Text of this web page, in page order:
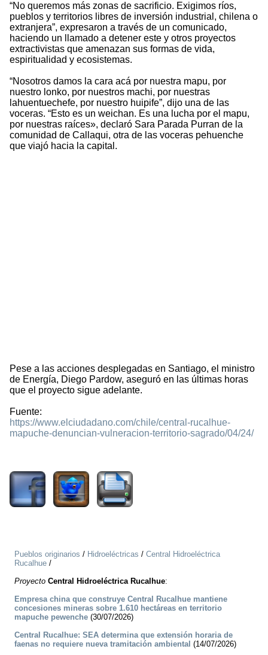
“No queremos más zonas de sacrificio. Exigimos ríos,
pueblos y territorios libres de inversión industrial, chilena o
extranjera”, expresaron a través de un comunicado,
haciendo un llamado a detener este y otros proyectos
extractivistas que amenazan sus formas de vida,
espiritualidad y ecosistemas.
“Nosotros damos la cara acá por nuestra mapu, por
nuestro lonko, por nuestros machi, por nuestras
lahuentuechefe, por nuestro huipife”, dijo una de las
voceras. “Esto es un weichan. Es una lucha por el mapu,
por nuestras raíces», declaró Sara Parada Purran de la
comunidad de Callaqui, otra de las voceras pehuenche
que viajó hacia la capital.
Pese a las acciones desplegadas en Santiago, el ministro
de Energía, Diego Pardow, aseguró en las últimas horas
que el proyecto sigue adelante.
Fuente:
https://www.elciudadano.com/chile/central-rucalhue-
mapuche-denuncian-vulneracion-territorio-sagrado/04/24/
Pueblos originarios / Hidroeléctricas / Central Hidroeléctrica
Rucalhue /
Proyecto Central Hidroeléctrica Rucalhue:
Empresa china que construye Central Rucalhue mantiene
concesiones mineras sobre 1.610 hectáreas en territorio
mapuche pewenche (30/07/2026)
Central Rucalhue: SEA determina que extensión horaria de
faenas no requiere nueva tramitación ambiental (14/07/2026)